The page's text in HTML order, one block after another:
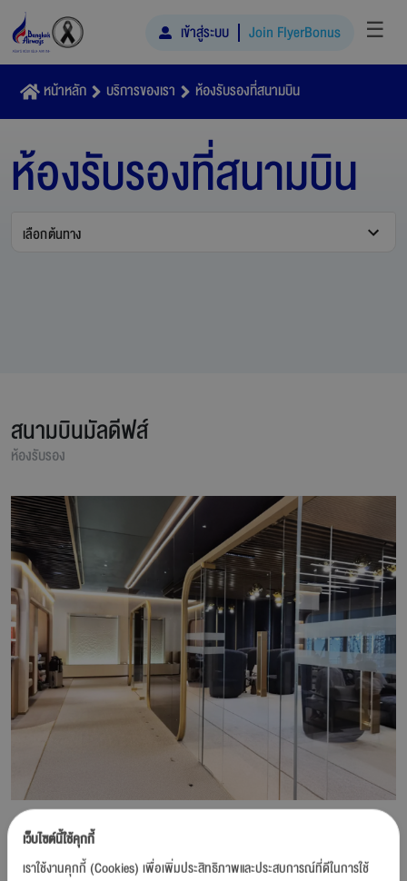
เข้าสู่ระบบ Join FlyerBonus ☰
หน้าหลัก บริการของเรา ห้องรับรองที่สนามบิน
ห้องรับรองที่สนามบิน
เลือกต้นทาง
สนามบินมัลดีฟส์
ห้องรับรอง
เว็บไซต์นี้ใช้คุกกี้
เราใช้งานคุกกี้ (Cookies) เพื่อเพิ่มประสิทธิภาพและประสบการณ์ที่ดีในการใช้